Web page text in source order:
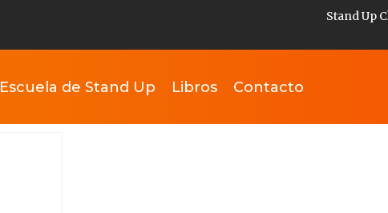
Stand Up
Escuela de Stand Up Libros Contacto